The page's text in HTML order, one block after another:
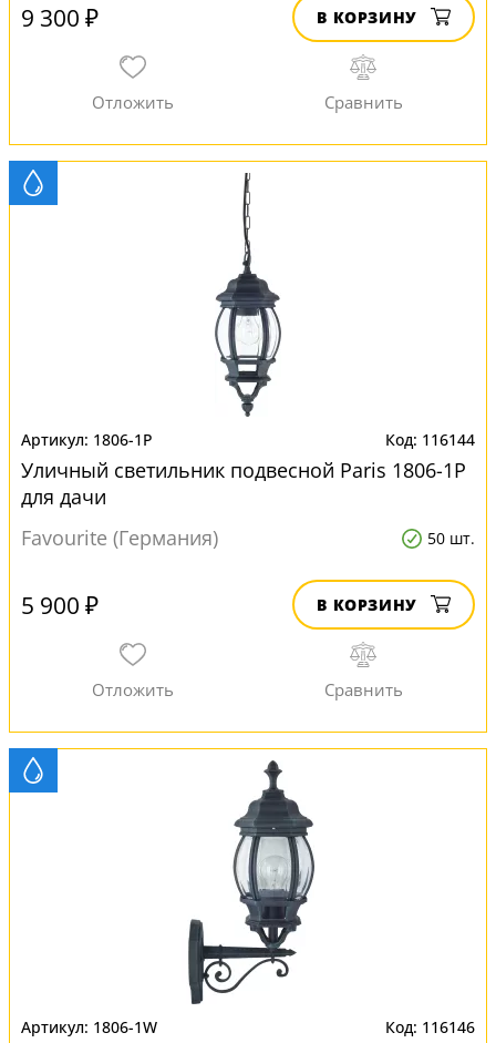
9 300 ₽ В КОРЗИНУ
1806-1P 116144
Уличный светильник подвесной Paris 1806-1P
для дачи
Favourite (Германия)
50 шт.
5 900 ₽ В КОРЗИНУ
1806-1W 116146